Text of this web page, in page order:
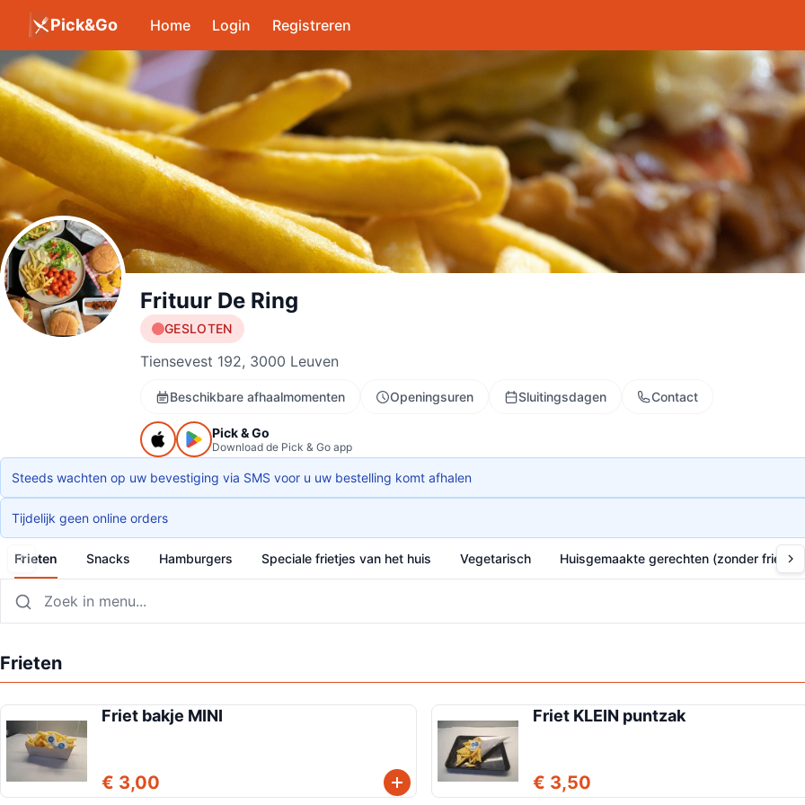
Pick&Go Home Login Registreren
Frituur De Ring
GESLOTEN
Tiensevest 192, 3000 Leuven
Beschikbare afhaalmomenten Openingsuren Sluitingsdagen Contact
Pick & Go
Download de Pick & Go app
Steeds wachten op uw bevestiging via SMS voor u uw bestelling komt afhalen
Tijdelijk geen online orders
Frieten Snacks Hamburgers Speciale frietjes van het huis Vegetarisch Huisgemaakte gerechten (zonder frietjes)
Frieten
Friet bakje MINI
€ 3,00
Friet KLEIN puntzak
€ 3,50